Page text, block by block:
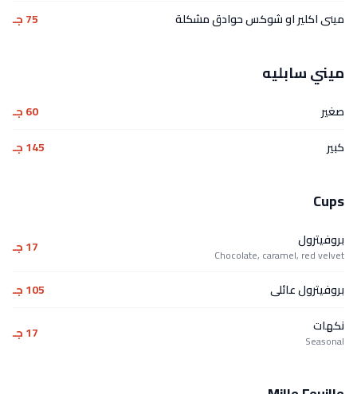
مينى اكلير او شوكس حوادق مشكلة 75 جـ
ميني سابليه
صغير
60 جـ
كبير
145 جـ
Cups
بروفيترول
Chocolate, caramel, red velvet 17 جـ
بروفيترول عائلى
105 جـ
نكهات
Seasonal 17 جـ